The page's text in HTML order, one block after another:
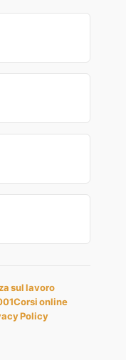
sul lavoro
Corsi online
Policy